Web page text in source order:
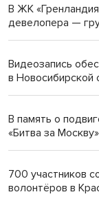
Новосибирский
В ЖК
девелопера —
Видеозапись
в Новосибирской
В память о
«Битва за Москву»
700 участников
волонтёров в